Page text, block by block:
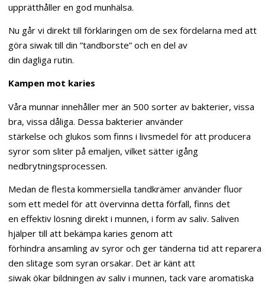
upprätthåller en god munhälsa.
Nu går vi direkt till förklaringen om de sex fördelarna med att
göra siwak till din ”tandborste” och en del av
din dagliga rutin.
Kampen mot karies
Våra munnar innehåller mer än 500 sorter av bakterier, vissa
bra, vissa dåliga. Dessa bakterier använder
stärkelse och glukos som finns i livsmedel för att producera
syror som sliter på emaljen, vilket sätter igång
nedbrytningsprocessen.
Medan de flesta kommersiella tandkrämer använder fluor
som ett medel för att övervinna detta förfall, finns det
en effektiv lösning direkt i munnen, i form av saliv. Saliven
hjälper till att bekämpa karies genom att
förhindra ansamling av syror och ger tänderna tid att reparera
den slitage som syran orsakar. Det är känt att
siwak ökar bildningen av saliv i munnen, tack vare aromatiska